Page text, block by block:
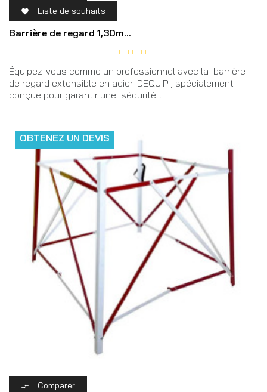
 Liste de souhaits
Barrière de regard 1,30m...
Équipez-vous comme un professionnel avec la barrière
de regard extensible en acier IDEQUIP , spécialement
conçue pour garantir une sécurité...
OBTENEZ UN DEVIS
 Comparer